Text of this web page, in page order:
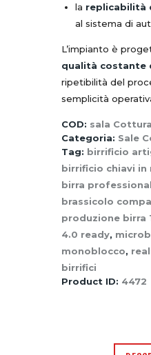
la replicabilità
al sistema di
L’impianto è
qualità costante
ripetibilità del
semplicità
COD: sala
Categoria: Sale
Tag: birrificio
birrificio chiavi in
birra
brassicolo
produzione birra
4.0 ready,
monoblocco,
birrifici
Product ID: 4472